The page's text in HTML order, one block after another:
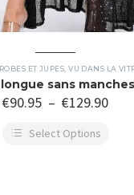
ROBES ET JUPES ,VU DANS LA
sans
€90.95 – €129.90
Select Options